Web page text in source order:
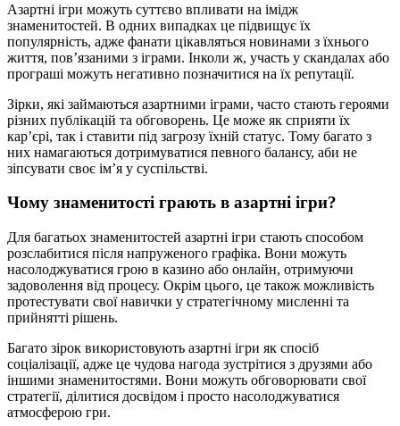
Азартні ігри можуть суттєво впливати на імідж
знаменитостей. В одних випадках це підвищує їх
популярність, адже фанати цікавляться новинами з їхнього
життя, пов’язаними з іграми. Інколи ж, участь у скандалах або
програші можуть негативно позначитися на їх репутації.
Зірки, які займаються азартними іграми, часто стають героями
різних публікацій та обговорень. Це може як сприяти їх
кар’єрі, так і ставити під загрозу їхній статус. Тому багато з
них намагаються дотримуватися певного балансу, аби не
зіпсувати своє ім’я у суспільстві.
Чому знаменитості грають в азартні ігри?
Для багатьох знаменитостей азартні ігри стають способом
розслабитися після напруженого графіка. Вони можуть
насолоджуватися грою в казино або онлайн, отримуючи
задоволення від процесу. Окрім цього, це також можливість
протестувати свої навички у стратегічному мисленні та
прийнятті рішень.
Багато зірок використовують азартні ігри як спосіб
соціалізації, адже це чудова нагода зустрітися з друзями або
іншими знаменитостями. Вони можуть обговорювати свої
стратегії, ділитися досвідом і просто насолоджуватися
атмосферою гри.